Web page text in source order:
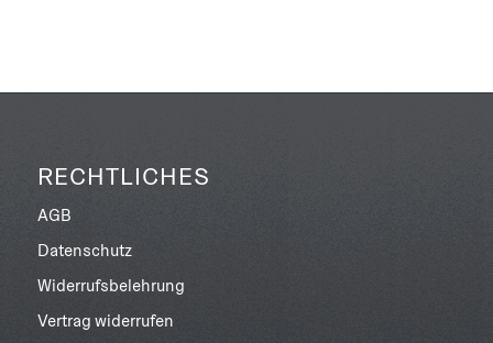
RECHTLICHES
AGB
Datenschutz
Widerrufsbelehrung
Vertrag widerrufen